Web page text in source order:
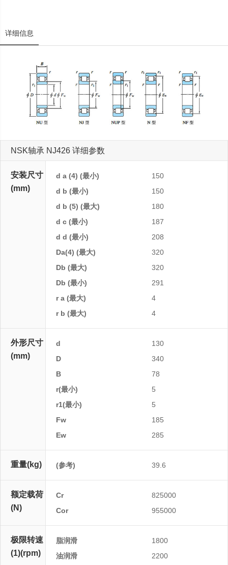
详细信息
NSK轴承 NJ426 详细参数
安装尺寸
(mm)
d a (4) (最小)
150
d b (最小)
150
d b (5) (最大)
180
d c (最小)
187
d d (最小)
208
Da(4) (最大)
320
Db (最大)
320
Db (最小)
291
r a (最大)
4
r b (最大)
4
外形尺寸
(mm)
d
130
D
340
B
78
r(最小)
5
r1(最小)
5
Fw
185
Ew
285
重量(kg) (参考) 39.6
额定载荷
(N)
Cr
825000
Cor
955000
极限转速
(1)(rpm)
脂润滑
1800
油润滑
2200